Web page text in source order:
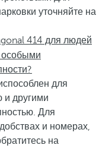
уточняйте на
414 для людей
особыми
для
и другими
Для
и номерах,
на